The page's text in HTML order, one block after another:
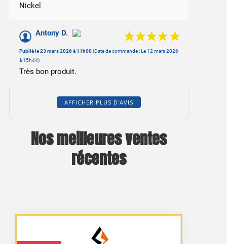
Nickel
Antony D.
Publié le 23 mars 2026 à 11h00(Date de commande : Le 12 mars 2026
à 15h44)
Très bon produit.
AFFICHER PLUS D'AVIS
Nos meilleures ventes
récentes